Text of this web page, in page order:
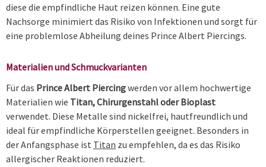
diese die empfindliche Haut reizen können. Eine gute
Nachsorge minimiert das Risiko von Infektionen und sorgt für
eine problemlose Abheilung deines Prince Albert Piercings.
Materialien und Schmuckvarianten
Für das Prince Albert Piercingwerden vor allem hochwertige
Materialien wie Titan, Chirurgenstahl oder Bioplast
verwendet. Diese Metalle sind nickelfrei, hautfreundlich und
ideal für empfindliche Körperstellen geeignet. Besonders in
der Anfangsphase ist Titan zu empfehlen, da es das Risiko
allergischer Reaktionen reduziert.